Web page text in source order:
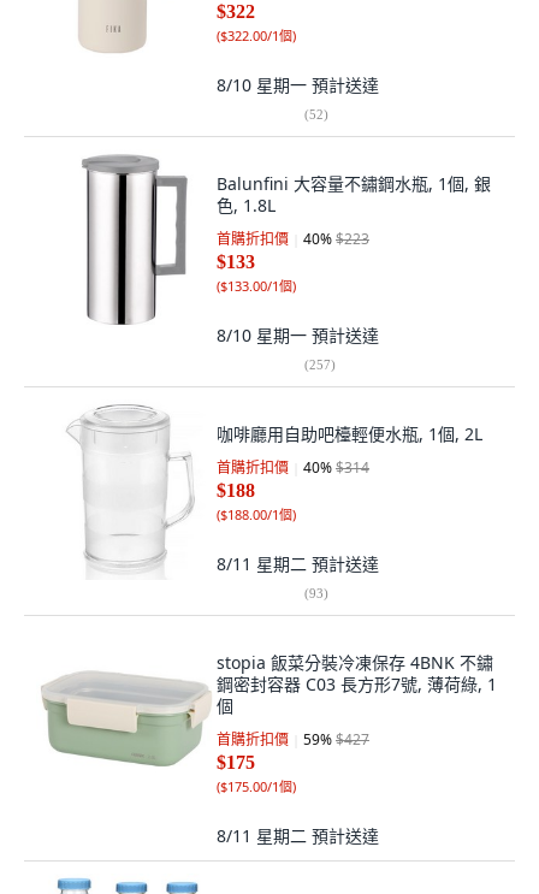
$322
($322.00/1個)
8/10 星期一 預計送達
(52)
Balunfini 大容量不鏽鋼水瓶, 1個, 銀
色, 1.8L
首購折扣價 40%$223
$133
($133.00/1個)
8/10 星期一 預計送達
(257)
咖啡廳用自助吧檯輕便水瓶, 1個, 2L
首購折扣價 40%$314
$188
($188.00/1個)
8/11 星期二 預計送達
(93)
stopia 飯菜分裝冷凍保存 4BNK 不鏽
鋼密封容器 C03 長方形7號, 薄荷綠, 1
個
首購折扣價 59%$427
$175
($175.00/1個)
8/11 星期二 預計送達